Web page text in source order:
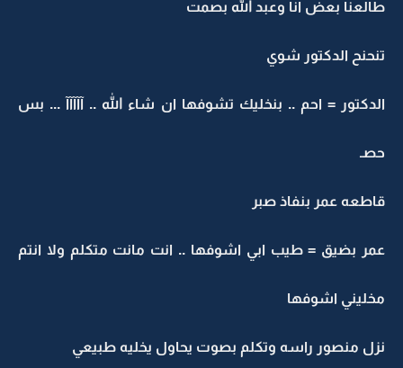
طالعنا بعض انا وعبد الله بصمت
تنحنح الدكتور شوي
الدكتور = احم .. بنخليك تشوفها ان شاء الله .. آآآآآ ... بس
حصـ
قاطعه عمر بنفاذ صبر
عمر بضيق = طيب ابي اشوفها .. انت مانت متكلم ولا انتم
مخليني اشوفها
نزل منصور راسه وتكلم بصوت يحاول يخليه طبيعي